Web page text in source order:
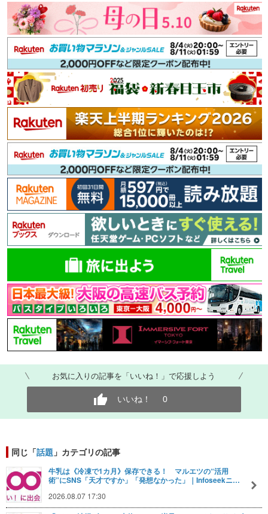
お気に入りの記事を「いいね！」で応援しよう
いいね！ 0
同じ「話題 」カテゴリの記事
牛乳は《冷凍で1カ月》保存できる！ マルエツの“活用
術”にSNS「天才ですか」「発想なかった」｜Infoseekニ…
2026.08.07 17:30